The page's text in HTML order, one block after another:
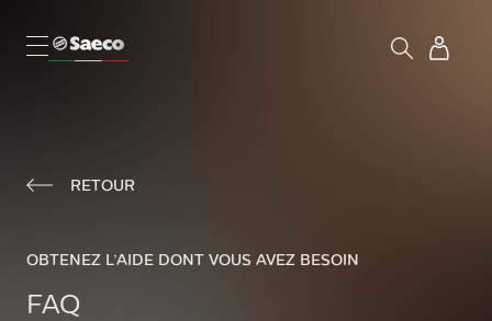
RETOUR
OBTENEZ L’AIDE DONT VOUS AVEZ BESOIN
FAQ